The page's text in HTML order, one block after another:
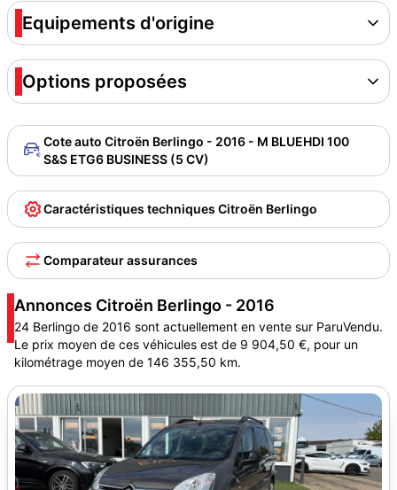
Equipements d'origine
Options proposées
Cote auto Citroën Berlingo - 2016 - M BLUEHDI 100
S&S ETG6 BUSINESS (5 CV)
Caractéristiques techniques Citroën Berlingo
Comparateur assurances
Annonces Citroën Berlingo - 2016
24 Berlingo de 2016 sont actuellement en vente sur ParuVendu.
Le prix moyen de ces véhicules est de 9 904,50 €, pour un
kilométrage moyen de 146 355,50 km.